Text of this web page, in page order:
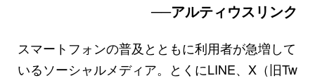
──アルティウスリンク
スマートフォンの普及とともに利用者が急増して
いるソーシャルメディア。とくにLINE、X（旧Tw